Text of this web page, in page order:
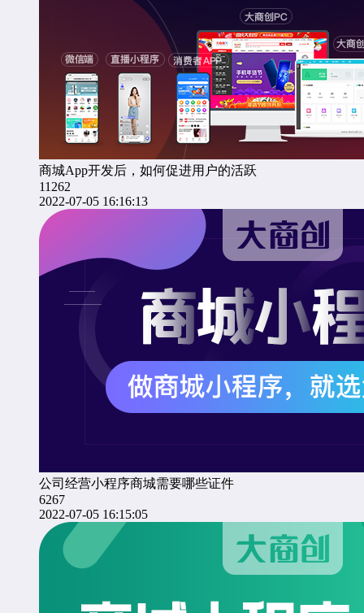
商城App开发后，如何促进用户的活跃
11262
2022-07-05 16:16:13
公司经营小程序商城需要哪些证件
6267
2022-07-05 16:15:05